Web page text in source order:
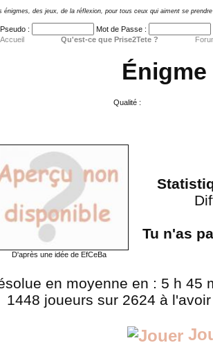
énigmes, des jeux, de la réflexion, pour tous ceux qui aiment se
Pseudo :
Mot de Passe :
Accueil
Qu'est-ce que Prise2Tete ?
Énigme
Qualité :
D'après une idée de EfCeBa
Tu n'as
en moyenne en : 5 h 45
1448 joueurs sur 2624 à